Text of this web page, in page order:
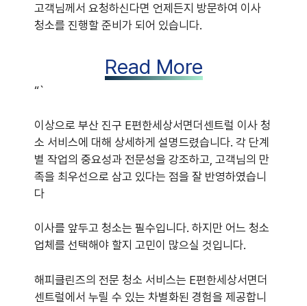
고객님께서 요청하신다면 언제든지 방문하여 이사
청소를 진행할 준비가 되어 있습니다.
Read More
“`
이상으로 부산 진구 E편한세상서면더센트럴 이사 청
소 서비스에 대해 상세하게 설명드렸습니다. 각 단계
별 작업의 중요성과 전문성을 강조하고, 고객님의 만
족을 최우선으로 삼고 있다는 점을 잘 반영하였습니
다
이사를 앞두고 청소는 필수입니다. 하지만 어느 청소
업체를 선택해야 할지 고민이 많으실 것입니다.
해피클린즈의 전문 청소 서비스는 E편한세상서면더
센트럴에서 누릴 수 있는 차별화된 경험을 제공합니